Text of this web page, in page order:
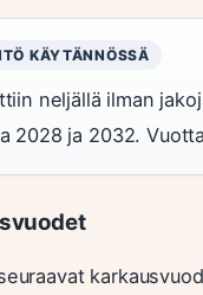
KÄYTÄNNÖSSÄ
neljällä ilman
2028 ja 2032.